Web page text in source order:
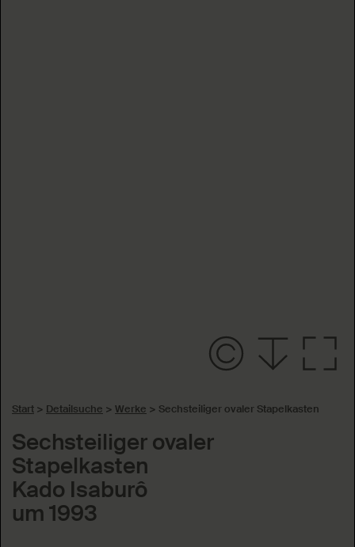
Start > Detailsuche > Werke > Sechsteiliger ovaler Stapelkasten
Sechsteiliger ovaler
Stapelkasten
Kado Isaburô
um 1993